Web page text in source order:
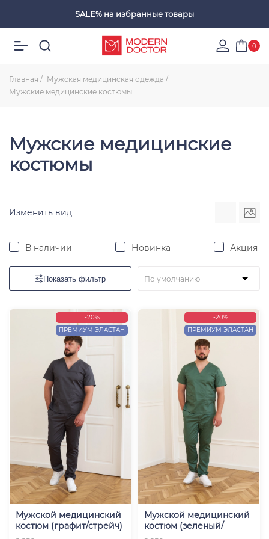
SALE% на избранные товары
0
Главная
Мужская медицинская одежда
Мужские медицинские костюмы
Мужские медицинские
костюмы
Изменить вид
В наличии Новинка Акция
Показать фильтр
-20%
ПРЕМИУМ ЭЛАСТАН
Мужской медицинский
костюм (графит/стрейч)
"Руслан new"
-20%
ПРЕМИУМ ЭЛАСТАН
Мужской медицинский
костюм (зеленый/
стрейч) "Руслан new"
Избранные товары